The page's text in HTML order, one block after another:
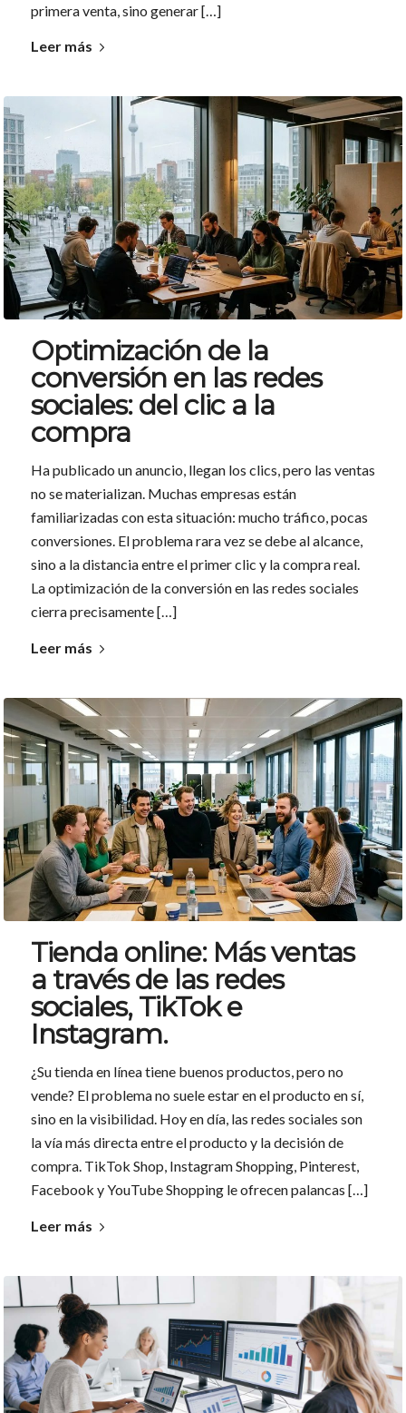
primera venta, sino generar […]
Leer más
Optimización de la
conversión en las redes
sociales: del clic a la
compra
Ha publicado un anuncio, llegan los clics, pero las ventas
no se materializan. Muchas empresas están
familiarizadas con esta situación: mucho tráfico, pocas
conversiones. El problema rara vez se debe al alcance,
sino a la distancia entre el primer clic y la compra real.
La optimización de la conversión en las redes sociales
cierra precisamente […]
Leer más
Tienda online: Más ventas
a través de las redes
sociales, TikTok e
Instagram.
¿Su tienda en línea tiene buenos productos, pero no
vende? El problema no suele estar en el producto en sí,
sino en la visibilidad. Hoy en día, las redes sociales son
la vía más directa entre el producto y la decisión de
compra. TikTok Shop, Instagram Shopping, Pinterest,
Facebook y YouTube Shopping le ofrecen palancas […]
Leer más